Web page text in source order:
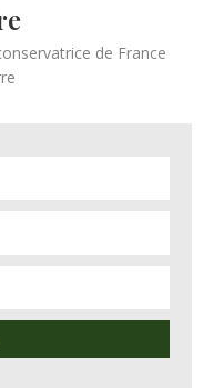
de France